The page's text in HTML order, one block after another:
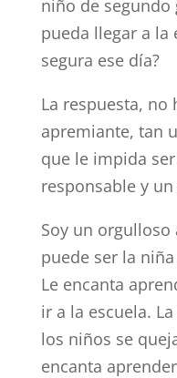
niño de segundo
pueda llegar a la
segura ese día?
La respuesta, no
apremiante, tan
que le impida
responsable y
Soy un
puede ser la
Le encanta
ir a la escuela.
los niños se
encanta